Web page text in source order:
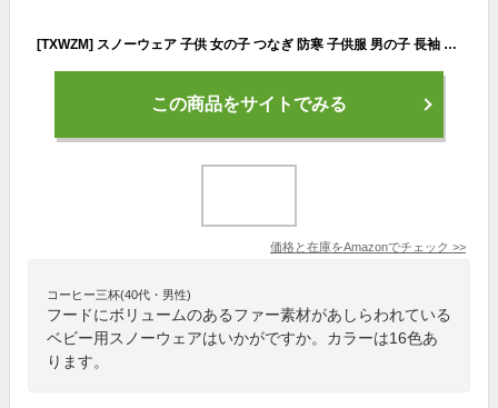
[TXWZM] スノーウェア 子供 女の子 つなぎ 防寒 子供服 男の子 長袖 フード付き カバーオール 赤ちゃん 服 可愛い 前開き もこもこ 暖かい ジャンプスーツ ベビー 冬 スキーウェア キッズ 裏起毛 防風 クリスマス プレゼント 雪遊び(カーキ,90)
この商品をサイトでみる
価格と在庫をAmazonでチェック >>
コーヒー三杯(40代・男性)
フードにボリュームのあるファー素材があしらわれている
ベビー用スノーウェアはいかがですか。カラーは16色あ
ります。